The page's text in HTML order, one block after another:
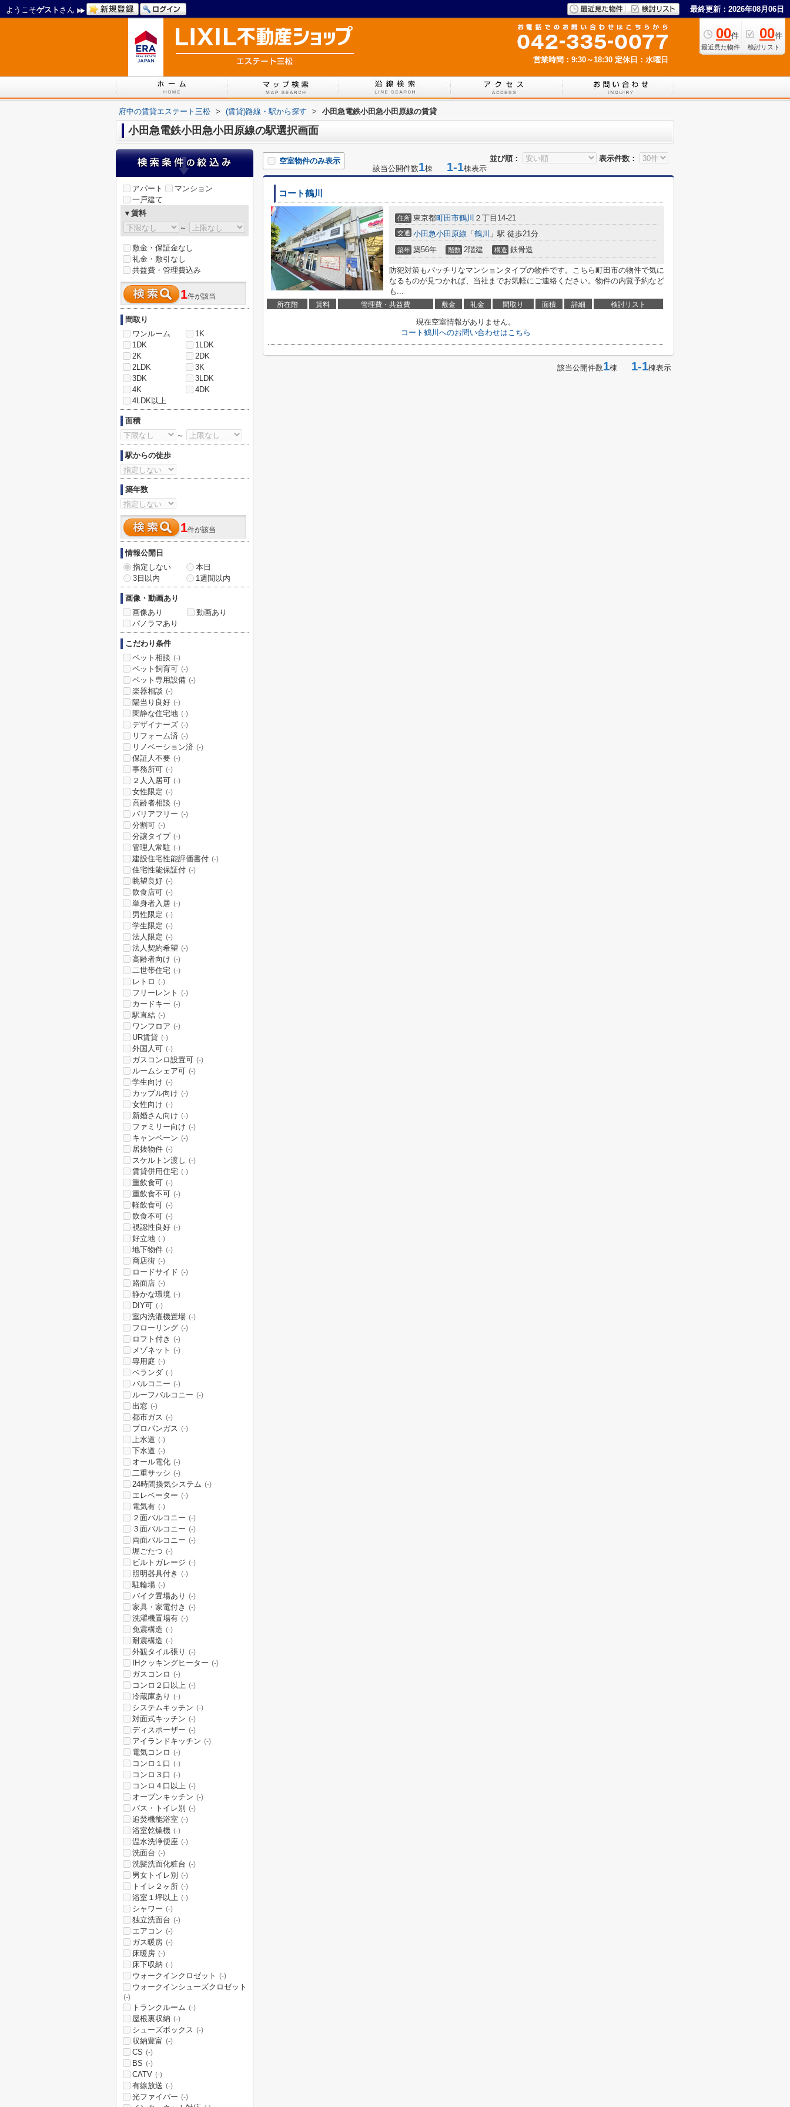
ようこそゲスト さん 最終更新：2026年08月06日
00件
最近見た物件
00件
検討リスト
営業時間：9:30～18:30 定休日：水曜日
府中の賃貸エステート三松 > (賃貸)路線・駅から探す > 小田急電鉄小田急小田原線の賃貸
小田急電鉄小田急小田原線の駅選択画面
並び順： 表示件数：
空室物件のみ表示
該当公開件数1棟 1-1棟表示
コート鶴川
住所 東京都町田市鶴川 ２丁目14-21
交通 小田急小田原線 「 鶴川 」駅 徒歩21分
築年 築56年 階数 2階建 構造 鉄骨造
防犯対策もバッチリなマンションタイプの物件です。こちら町田市の物件で気に
なるものが見つかれば、当社までお気軽にご連絡ください。物件の内覧予約など
も...
所在階 賃料 管理費・共益費 敷金 礼金 間取り 面積 詳細 検討リスト
現在空室情報がありません。
コート鶴川へのお問い合わせはこちら
該当公開件数1棟 1-1棟表示
アパート
マンション
一戸建て
▼賃料
～
敷金・保証金なし
礼金・敷引なし
共益費・管理費込み
1件が該当
間取り
ワンルーム
1K
1DK
1LDK
2K
2DK
2LDK
3K
3DK
3LDK
4K
4DK
4LDK以上
面積
～
駅からの徒歩
築年数
1件が該当
情報公開日
指定しない
本日
3日以内
1週間以内
画像・動画あり
画像あり
動画あり
パノラマあり
こだわり条件
ペット相談 (-)
ペット飼育可 (-)
ペット専用設備 (-)
楽器相談 (-)
陽当り良好 (-)
閑静な住宅地 (-)
デザイナーズ (-)
リフォーム済 (-)
リノベーション済 (-)
保証人不要 (-)
事務所可 (-)
２人入居可 (-)
女性限定 (-)
高齢者相談 (-)
バリアフリー (-)
分割可 (-)
分譲タイプ (-)
管理人常駐 (-)
建設住宅性能評価書付 (-)
住宅性能保証付 (-)
眺望良好 (-)
飲食店可 (-)
単身者入居 (-)
男性限定 (-)
学生限定 (-)
法人限定 (-)
法人契約希望 (-)
高齢者向け (-)
二世帯住宅 (-)
レトロ (-)
フリーレント (-)
カードキー (-)
駅直結 (-)
ワンフロア (-)
UR賃貸 (-)
外国人可 (-)
ガスコンロ設置可 (-)
ルームシェア可 (-)
学生向け (-)
カップル向け (-)
女性向け (-)
新婚さん向け (-)
ファミリー向け (-)
キャンペーン (-)
居抜物件 (-)
スケルトン渡し (-)
賃貸併用住宅 (-)
重飲食可 (-)
重飲食不可 (-)
軽飲食可 (-)
飲食不可 (-)
視認性良好 (-)
好立地 (-)
地下物件 (-)
商店街 (-)
ロードサイド (-)
路面店 (-)
静かな環境 (-)
DIY可 (-)
室内洗濯機置場 (-)
フローリング (-)
ロフト付き (-)
メゾネット (-)
専用庭 (-)
ベランダ (-)
バルコニー (-)
ルーフバルコニー (-)
出窓 (-)
都市ガス (-)
プロパンガス (-)
上水道 (-)
下水道 (-)
オール電化 (-)
二重サッシ (-)
24時間換気システム (-)
エレベーター (-)
電気有 (-)
２面バルコニー (-)
３面バルコニー (-)
両面バルコニー (-)
堀ごたつ (-)
ビルトガレージ (-)
照明器具付き (-)
駐輪場 (-)
バイク置場あり (-)
家具・家電付き (-)
洗濯機置場有 (-)
免震構造 (-)
耐震構造 (-)
外観タイル張り (-)
IHクッキングヒーター (-)
ガスコンロ (-)
コンロ２口以上 (-)
冷蔵庫あり (-)
システムキッチン (-)
対面式キッチン (-)
ディスポーザー (-)
アイランドキッチン (-)
電気コンロ (-)
コンロ１口 (-)
コンロ３口 (-)
コンロ４口以上 (-)
オープンキッチン (-)
バス・トイレ別 (-)
追焚機能浴室 (-)
浴室乾燥機 (-)
温水洗浄便座 (-)
洗面台 (-)
洗髪洗面化粧台 (-)
男女トイレ別 (-)
トイレ２ヶ所 (-)
浴室１坪以上 (-)
シャワー (-)
独立洗面台 (-)
エアコン (-)
ガス暖房 (-)
床暖房 (-)
床下収納 (-)
ウォークインクロゼット (-)
ウォークインシューズクロゼット
(-)
トランクルーム (-)
屋根裏収納 (-)
シューズボックス (-)
収納豊富 (-)
CS (-)
BS (-)
CATV (-)
有線放送 (-)
光ファイバー (-)